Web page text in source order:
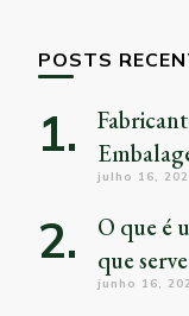
POSTS
julho 16,
O que é
que serve
junho 16,